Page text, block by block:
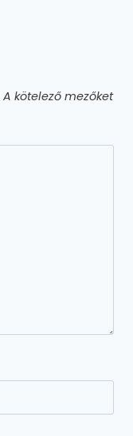
A kötelező mezőket